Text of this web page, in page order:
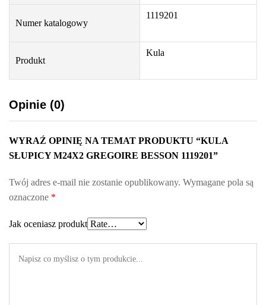
q
a
n
t
i
y
Numer katalogowy
1119201
Produkt
Kula
Opinie (0)
WYRAŹ OPINIĘ NA TEMAT PRODUKTU “KULA
SŁUPICY M24X2 GREGOIRE BESSON 1119201”
Twój adres e-mail nie zostanie opublikowany. Wymagane pola są
oznaczone *
Jak oceniasz produkt